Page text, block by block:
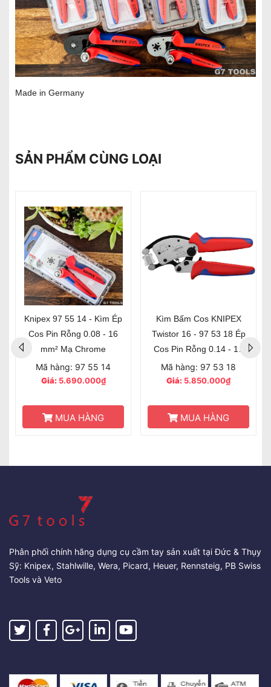
Made in Germany
SẢN PHẨM CÙNG LOẠI
Knipex 97 55 14 - Kìm Ép
Cos Pin Rỗng 0.08 - 16
mm² Mạ Chrome
Mã hàng: 97 55 14
Giá:5.690.000₫
MUA HÀNG
Kìm Bấm Cos KNIPEX
Twistor 16 - 97 53 18 Ép
Cos Pin Rỗng 0.14 - 16
mm²
Mã hàng: 97 53 18
Giá: 5.850.000₫
MUA HÀNG
Phân phối chính hãng dụng cụ cầm tay sản xuất tại Đức & Thụy
Sỹ: Knipex, Stahlwille, Wera, Picard, Heuer, Rennsteig, PB Swiss
Tools và Veto